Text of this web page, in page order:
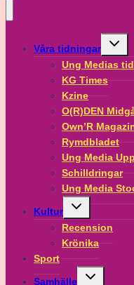
Våra tidningar
Toggle
child
menu
Ung Medias
KG Times
Kzine
O(R)DEN
Own’R
Rymdbladet
Ung Media
Schilldringar
Ung Media
Kultur
Toggle
child
menu
Recension
Krönika
Sport
Samhälle
Toggle